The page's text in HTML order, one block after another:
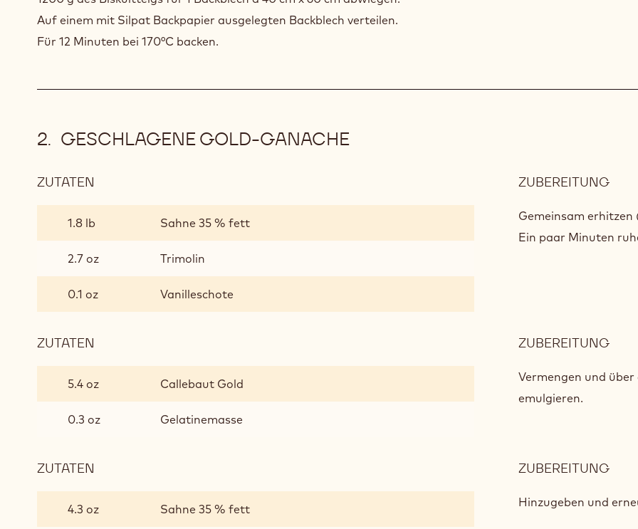
Auf einem mit Silpat Backpapier ausgelegten Backblech verteilen.
Für 12 Minuten bei 170°C backen.
GESCHLAGENE GOLD-GANACHE
ZUTATEN
1.8 lb Sahne 35 % fett
2.7 oz Trimolin
0.1 oz Vanilleschote
ZUBEREITUNG:
Gemeinsam erhitzen
Ein paar Minuten
ZUTATEN
5.4 oz Callebaut Gold
0.3 oz Gelatinemasse
ZUBEREITUNG:
Vermengen und
emulgieren.
ZUTATEN
4.3 oz Sahne 35 % fett
ZUBEREITUNG:
Hinzugeben und